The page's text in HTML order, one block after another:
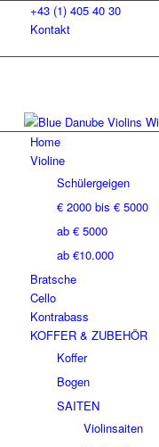
+43 (1) 405 40 30
Kontakt
Home
Violine
Schülergeigen
€ 2000 bis € 5000
ab € 5000
ab €10.000
Bratsche
Cello
Kontrabass
KOFFER & ZUBEHÖR
Koffer
Bogen
SAITEN
Violinsaiten